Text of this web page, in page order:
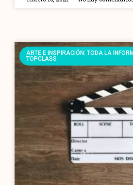
ARTE E INSPIRACIÓN: TODA LA
TOPCLASS